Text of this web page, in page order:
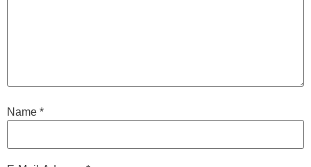
Name *